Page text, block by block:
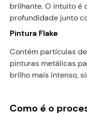
brilhante. O intuito é
profundidade junto
Pintura Flake
Contém partículas
pinturas metálicas
brilho mais intenso,
Como é o